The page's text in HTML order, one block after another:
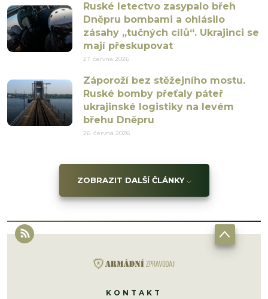
Ruské letectvo zasypalo břeh
Dněpru bombami a ohlásilo
zásahy „tučných cílů“. Ukrajinci se
mají přeskupovat
27. června 2026
Záporoží bez stěžejního mostu.
Ruské bomby přeťaly páteř
ukrajinské logistiky na levém
břehu Dněpru
26. června 2026
ZOBRAZIT DALŠÍ ČLÁNKY
KONTAKT